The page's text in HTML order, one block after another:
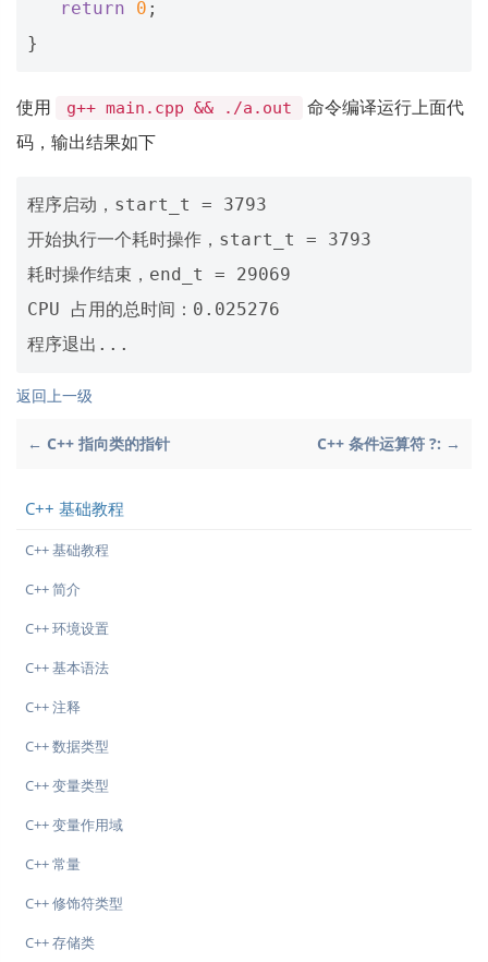
return 0 ;
}
使用 g++ main.cpp && ./a.out
命令编译运行上面代
码，输出结果如下
程序启动，start_t = 3793
开始执行一个耗时操作，start_t = 3793
耗时操作结束，end_t = 29069
CPU 占用的总时间：0.025276
返回上一级
← C++ 指向类的指针 C++ 条件运算符 ?: →
C++ 基础教程
C++ 基础教程
C++ 简介
C++ 环境设置
C++ 基本语法
C++ 注释
C++ 数据类型
C++ 变量类型
C++ 变量作用域
C++ 常量
C++ 修饰符类型
C++ 存储类